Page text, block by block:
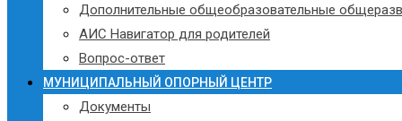
Дополнительные общеобразовательные
АИС Навигатор для родителей
Вопрос-ответ
МУНИЦИПАЛЬНЫЙ ОПОРНЫЙ ЦЕНТР
Документы